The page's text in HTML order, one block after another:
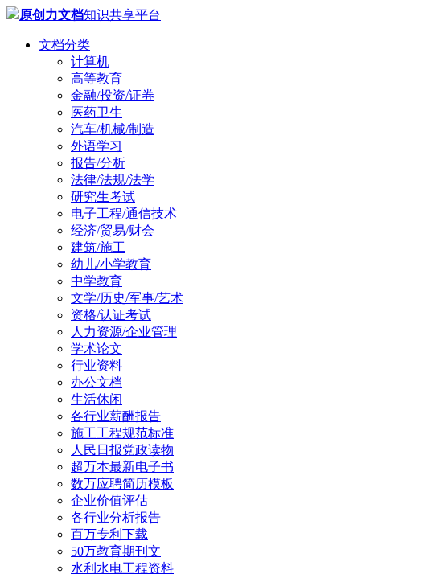
原创力文档知识共享平台
文档分类
计算机
高等教育
金融/投资/证券
医药卫生
汽车/机械/制造
外语学习
报告/分析
法律/法规/法学
研究生考试
电子工程/通信技术
经济/贸易/财会
建筑/施工
幼儿/小学教育
中学教育
文学/历史/军事/艺术
资格/认证考试
人力资源/企业管理
学术论文
行业资料
办公文档
生活休闲
各行业薪酬报告
施工工程规范标准
人民日报党政读物
超万本最新电子书
数万应聘简历模板
企业价值评估
各行业分析报告
百万专利下载
50万教育期刊文
水利水电工程资料